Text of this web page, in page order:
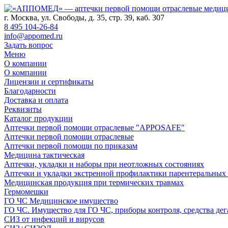
г. Москва, ул. Свободы, д. 35, стр. 39, каб. 307
8 495 104-26-84
info@appomed.ru
Задать вопрос
Меню
О компании
О компании
Лицензии и сертификаты
Благодарности
Доставка и оплата
Реквизиты
Каталог продукции
Аптечки первой помощи отраслевые "APPOSAFE"
Аптечки первой помощи отраслевые
Аптечки первой помощи по приказам
Медицина тактическая
Аптечки, укладки и наборы при неотложных состояниях
Аптечки и укладки экстренной профилактики
Медицинская продукция при термических травмах
Гермомешки
ГО ЧС Медицинское имущество
ГО ЧС. Имущество для ГО ЧС, приборы контроля, средства
СИЗ от инфекций и вирусов